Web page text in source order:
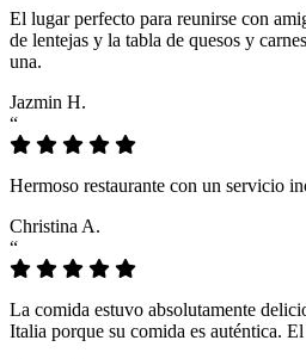
El lugar perfecto para reunirse con
de lentejas y la tabla de quesos y
una.
Jazmin H.
“
Hermoso restaurante con un servicio
Christina A.
“
La comida estuvo absolutamente
Italia porque su comida es auténtica.